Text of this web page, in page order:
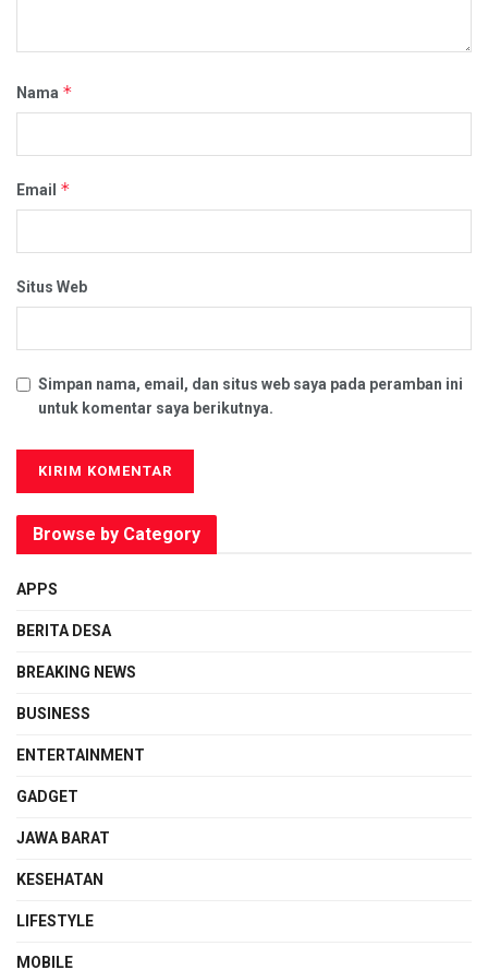
Nama *
Email *
Situs Web
Simpan nama, email, dan situs web saya pada peramban ini
untuk komentar saya berikutnya.
Browse by Category
APPS
BERITA DESA
BREAKING NEWS
BUSINESS
ENTERTAINMENT
GADGET
JAWA BARAT
KESEHATAN
LIFESTYLE
MOBILE